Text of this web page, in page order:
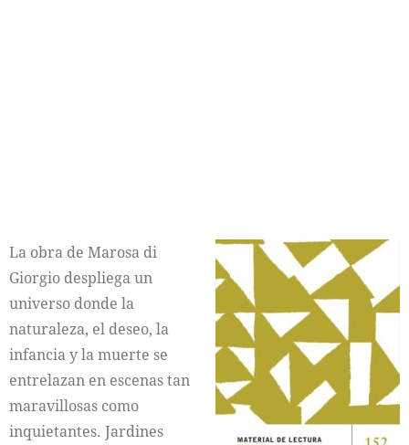
La obra de Marosa di
Giorgio despliega un
universo donde la
naturaleza, el deseo, la
infancia y la muerte se
entrelazan en escenas tan
maravillosas como
inquietantes. Jardines